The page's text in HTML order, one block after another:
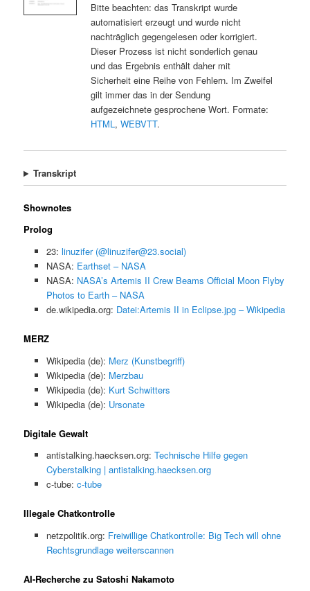
Bitte beachten: das Transkript wurde
automatisiert erzeugt und wurde nicht
nachträglich gegengelesen oder korrigiert.
Dieser Prozess ist nicht sonderlich genau
und das Ergebnis enthält daher mit
Sicherheit eine Reihe von Fehlern. Im Zweifel
gilt immer das in der Sendung
aufgezeichnete gesprochene Wort. Formate:
HTML, WEBVTT.
Transkript
Shownotes
Prolog
23: linuzifer (@linuzifer@23.social)
NASA: Earthset – NASA
NASA: NASA’s Artemis II Crew Beams Official Moon Flyby
Photos to Earth – NASA
de.wikipedia.org: Datei:Artemis II in Eclipse.jpg – Wikipedia
MERZ
Wikipedia (de): Merz (Kunstbegriff)
Wikipedia (de): Merzbau
Wikipedia (de): Kurt Schwitters
Wikipedia (de): Ursonate
Digitale Gewalt
antistalking.haecksen.org: Technische Hilfe gegen
Cyberstalking | antistalking.haecksen.org
c-tube: c-tube
Illegale Chatkontrolle
netzpolitik.org: Freiwillige Chatkontrolle: Big Tech will ohne
Rechtsgrundlage weiterscannen
AI-Recherche zu Satoshi Nakamoto